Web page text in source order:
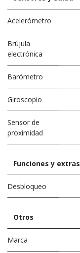
Acelerómetro
Brújula
electrónica
Barómetro
Giroscopio
Sensor de
proximidad
Funciones y extras
Desbloqueo
Otros
Marca